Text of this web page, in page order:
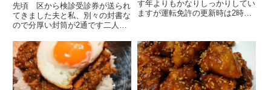
先頃 区から検診受診券が送られ
てきました夫と私、別々の封書な
ので分厚い封筒が2通です二人共
ム）、肺がんの検診券が入ってい
ました受診券と共に同じ内容で受
診方法と受診できる医療機関の一
覧が入っています細かいことを
言...
す年よりもかなりしっかりしてい
ますが運転免許の更新時は2時間
受験し手数料1,050円を支払わな
ければなりません違反のある方は
運転技能検査も受けなけ...